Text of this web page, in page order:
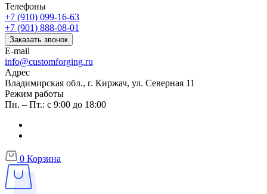
Телефоны
+7 (910) 099-16-63
+7 (901) 888-08-01
Заказать звонок
E-mail
info@customforging.ru
Адрес
Владимирская обл., г. Киржач, ул. Северная 11
Режим работы
Пн. – Пт.: с 9:00 до 18:00
0 Корзина